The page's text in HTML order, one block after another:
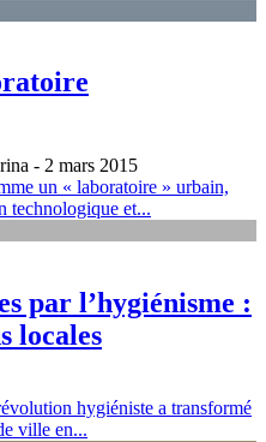
- 2 mars 2015
un « laboratoire » urbain,
technologique et...
par l’hygiénisme :
locales
hygiéniste a transformé
ville en...